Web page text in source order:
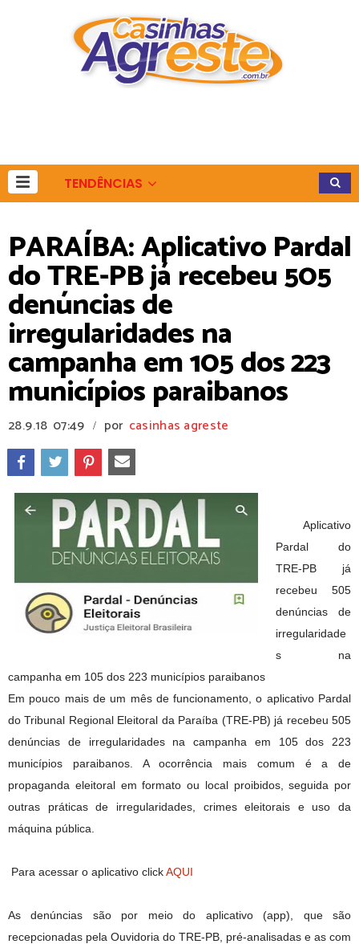
TENDÊNCIAS
PARAÍBA: Aplicativo Pardal
do TRE-PB já recebeu 505
denúncias de
irregularidades na
campanha em 105 dos 223
municípios paraibanos
28.9.18 07:49 / por casinhas agreste
Aplicativo
Pardal do
TRE-PB já
recebeu 505
denúncias de
irregularidade
s na
campanha em 105 dos 223 municípios paraibanos
Em pouco mais de um mês de funcionamento, o aplicativo Pardal
do Tribunal Regional Eleitoral da Paraíba (TRE-PB) já recebeu 505
denúncias de irregularidades na campanha em 105 dos 223
municípios paraibanos. A ocorrência mais comum é a de
propaganda eleitoral em formato ou local proibidos, seguida por
outras práticas de irregularidades, crimes eleitorais e uso da
máquina pública.
Para acessar o aplicativo clickAQUI
As denúncias são por meio do aplicativo (app), que são
recepcionadas pela Ouvidoria do TRE-PB, pré-analisadas e as com